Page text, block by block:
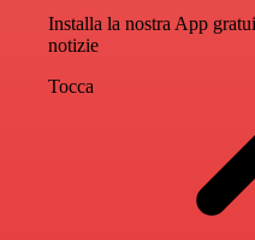
Installa la nostra App
notizie
Tocca